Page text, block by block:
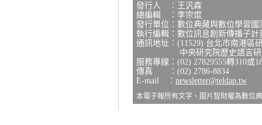
發行人 ：王汎森
總編輯 ：李宗焜
發行單位：數位典藏與數位學習
執行編輯：數位訊息創新傳播子計
通訊地址：(11529) 台北市南港區
中央研究院歷史語言研究
服務專線：(02) 27829555轉310或
傳真 ：(02) 2786-8834
E-mail ： newsletter@teldap.tw
本電子報所有文字、圖片智財權為數位